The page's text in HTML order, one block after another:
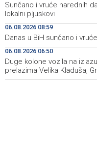
19:29
Španska krajnja
Maroka kao suorganizatora
19:27
Grad Novi Travnik
Europske unije
19:16
Soreca says SEPA
milestone on BiH's EU path
Sunčano i vruće narednih
lokalni pljuskovi
06.08.2026 08:59
Danas u BiH sunčano i
06.08.2026 06:50
Duge kolone vozila na
prelazima Velika Kladuša,